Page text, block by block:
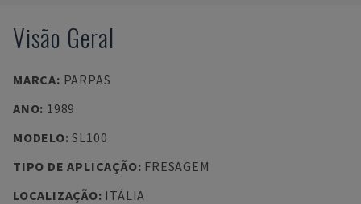
Visão Geral
MARCA: PARPAS
ANO: 1989
MODELO:SL100
TIPO DE APLICAÇÃO: FRESAGEM
LOCALIZAÇÃO: ITÁLIA